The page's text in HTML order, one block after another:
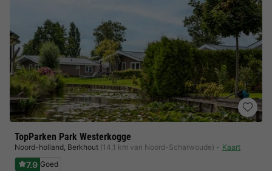
TopParken Park Westerkogge
Noord-holland, Berkhout (14,1 km van Noord-Scharwoude) Kaart
7.9 Goed